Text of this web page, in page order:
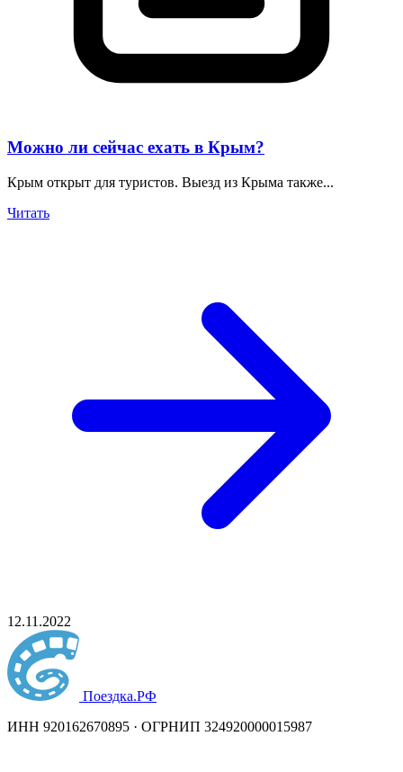
Можно ли сейчас ехать в Крым?
Крым открыт для туристов. Выезд из Крыма также...
Читать
12.11.2022
Поездка.РФ
ИНН 920162670895 · ОГРНИП 324920000015987